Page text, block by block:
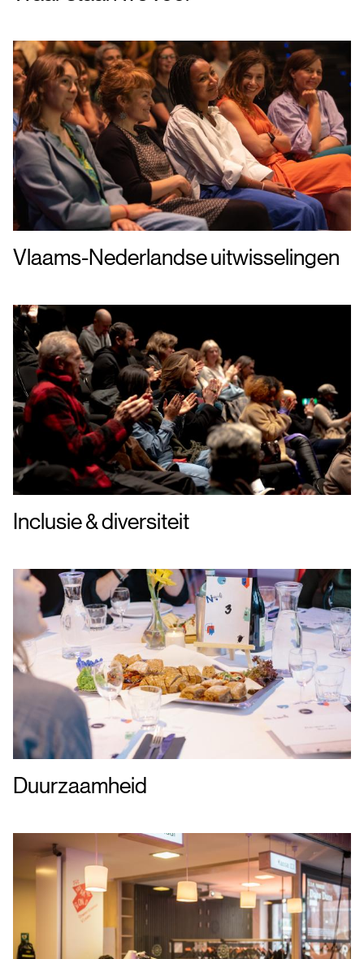
Vlaams-Nederlandse uitwisselingen
Inclusie & diversiteit
Duurzaamheid